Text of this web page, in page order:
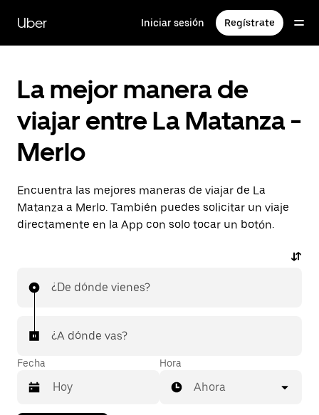
contenido
principal
Uber Iniciar sesión Regístrate
La mejor manera de
viajar entre La Matanza -
Merlo
Encuentra las mejores maneras de viajar de La
Matanza a Merlo. También puedes solicitar un viaje
directamente en la App con solo tocar un botón.
¿De dónde vienes?
¿A dónde vas?
Fecha Hora
Ahora